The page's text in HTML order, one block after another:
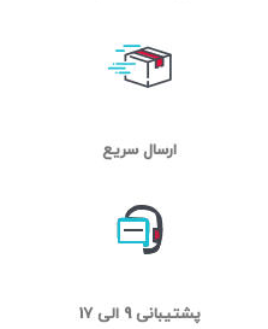
ارسال سریع
پشتیبانی 9 الی 17